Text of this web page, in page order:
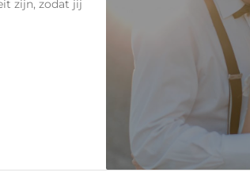
zijn, zodat jij